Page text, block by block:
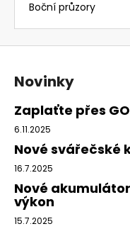
Boční průzory
Z
Novinky
Zaplaťte přes
6.11.2025
Nové svářečské
16.7.2025
Nové
výkon
15.7.2025